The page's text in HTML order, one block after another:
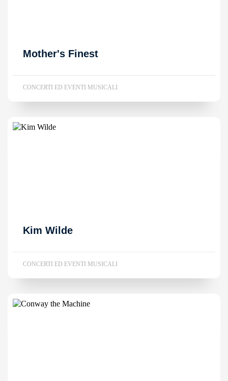
Mother's Finest
CONCERTI ED EVENTI MUSICALI
Kim Wilde
CONCERTI ED EVENTI MUSICALI